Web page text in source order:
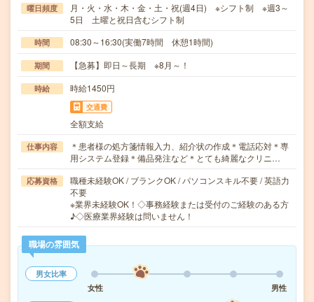
曜日頻度
月・火・水・木・金・土・祝(週4日) ※シフト制 ※週3～
5日 土曜と祝日含むシフト制
時間 08:30～16:30(実働7時間 休憩1時間)
期間 【急募】即日～長期 ※8月～！
時給 時給1450円
交通費
全額支給
仕事内容
＊患者様の処方箋情報入力、紹介状の作成＊電話応対＊専
用システム登録＊備品発注など＊とても綺麗なクリニ…
応募資格
職種未経験OK / ブランクOK / パソコンスキル不要 / 英語力
不要
※業界未経験OK！◇事務経験または受付のご経験のある方
♪◇医療業界経験は問いません！
職場の雰囲気
男女比率
女性
男性